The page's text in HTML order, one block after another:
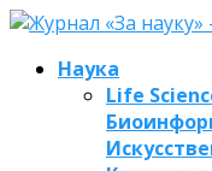
Наука
Life